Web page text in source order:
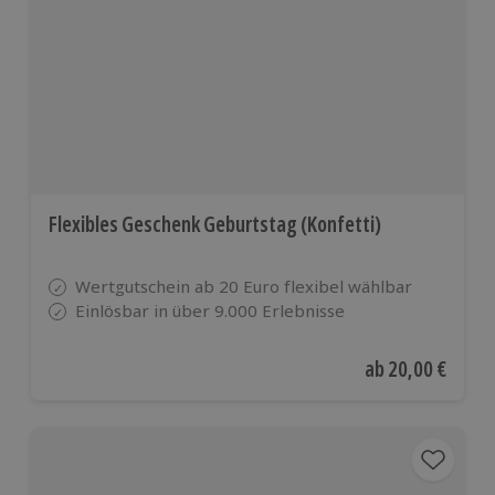
Flexibles Geschenk Geburtstag (Konfetti)
Wertgutschein ab 20 Euro flexibel wählbar
Einlösbar in über 9.000 Erlebnisse
Aktueller Preis
ab20,00 €